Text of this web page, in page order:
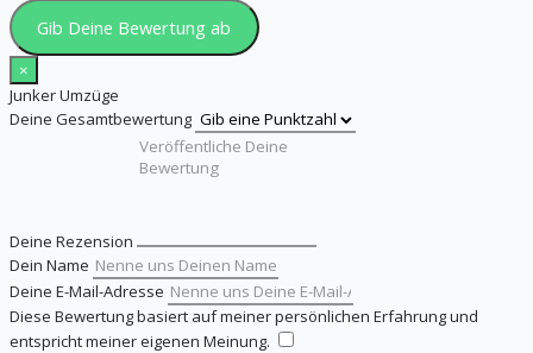
Gib Deine Bewertung ab
×
Junker Umzüge
Deine Gesamtbewertung
Deine Rezension
Dein Name
Deine E-Mail-Adresse
Diese Bewertung basiert auf meiner persönlichen Erfahrung und
entspricht meiner eigenen Meinung.